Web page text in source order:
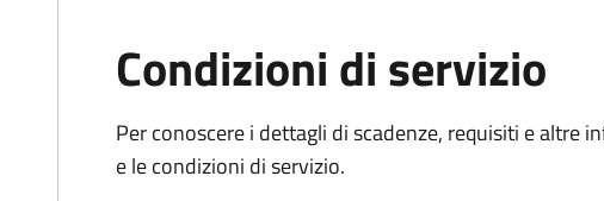
Condizioni di servizio
Per conoscere i dettagli di scadenze, requisiti e altre
e le condizioni di servizio.